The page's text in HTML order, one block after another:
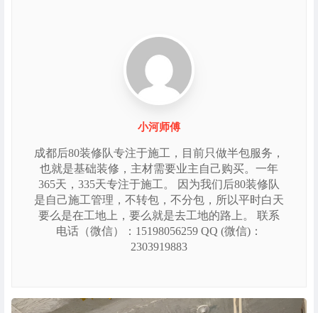
小河师傅
成都后80装修队专注于施工，目前只做半包服务，
也就是基础装修，主材需要业主自己购买。一年
365天，335天专注于施工。 因为我们后80装修队
是自己施工管理，不转包，不分包，所以平时白天
要么是在工地上，要么就是去工地的路上。 联系
电话（微信）：15198056259 QQ (微信)：
2303919883